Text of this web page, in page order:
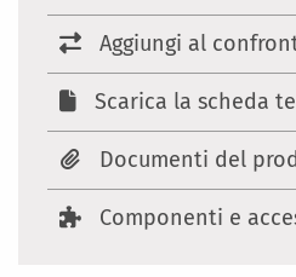
Aggiungi al
Scarica la scheda
Documenti del
Componenti e